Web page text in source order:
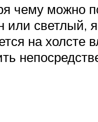
чему можно
или светлый,
на холсте